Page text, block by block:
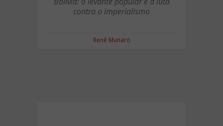
contra o imperialismo
Renê Munaro